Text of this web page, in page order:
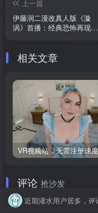
上一篇
伊藤润二漫改真人版《漩
涡》首播：经典恐怖再现，
相关文章
评论 抢沙发